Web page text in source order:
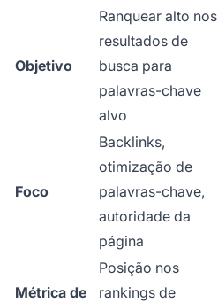
Objetivo
Ranquear alto nos
resultados de
busca para
palavras-chave
alvo
Foco
Backlinks,
otimização de
palavras-chave,
autoridade da
página
Métrica de
Posição nos
rankings de